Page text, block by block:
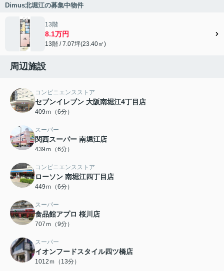
Dimus北堀江の募集中物件
13階
8.1万円
13階 / 7.07坪(23.40㎡)
周辺施設
コンビニエンスストア
セブンイレブン 大阪南堀江4丁目店
409ｍ（6分）
スーパー
関西スーパー 南堀江店
439ｍ（6分）
コンビニエンスストア
ローソン 南堀江四丁目店
449ｍ（6分）
スーパー
食品館アプロ 桜川店
707ｍ（9分）
スーパー
イオンフードスタイル四ツ橋店
1012ｍ（13分）